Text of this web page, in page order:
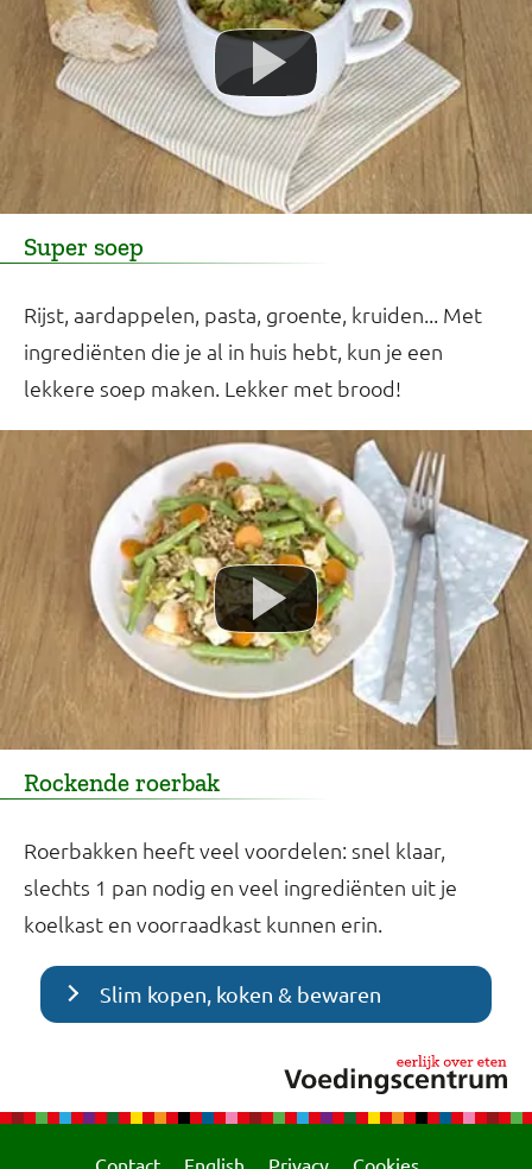
Super soep
Rijst, aardappelen, pasta, groente, kruiden... Met
ingrediënten die je al in huis hebt, kun je een
lekkere soep maken. Lekker met brood!
Rockende roerbak
Roerbakken heeft veel voordelen: snel klaar,
slechts 1 pan nodig en veel ingrediënten uit je
koelkast en voorraadkast kunnen erin.
Slim kopen, koken & bewaren
Contact English Privacy Cookies